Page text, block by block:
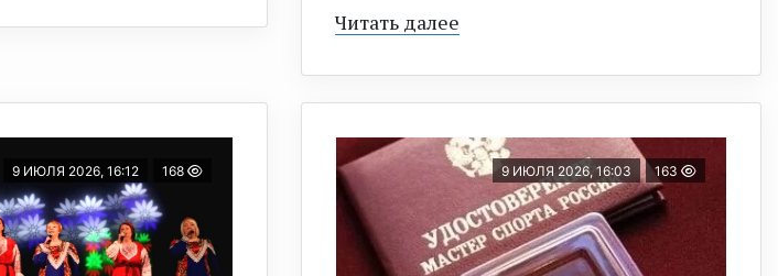
Читать далее
9 ИЮЛЯ 2026, 16:12 168 9 ИЮЛЯ 2026, 16:03 163